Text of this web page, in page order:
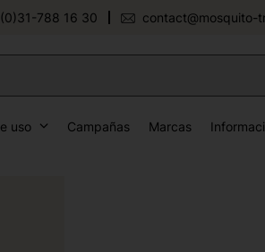
788 16 30 contact@mosquito-
uso Campañas Marcas